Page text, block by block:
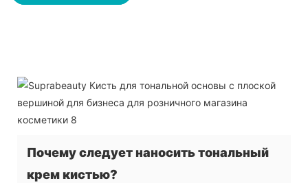
Почему следует наносить тональный
крем кистью?